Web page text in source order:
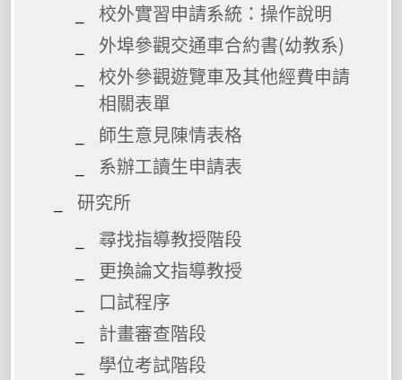
校外實習申請系統：操作說明
外埠參觀交通車合約書(幼教系)
校外參觀遊覽車及其他經費申請
相關表單
師生意見陳情表格
系辦工讀生申請表
研究所
尋找指導教授階段
更換論文指導教授
口試程序
計畫審查階段
學位考試階段